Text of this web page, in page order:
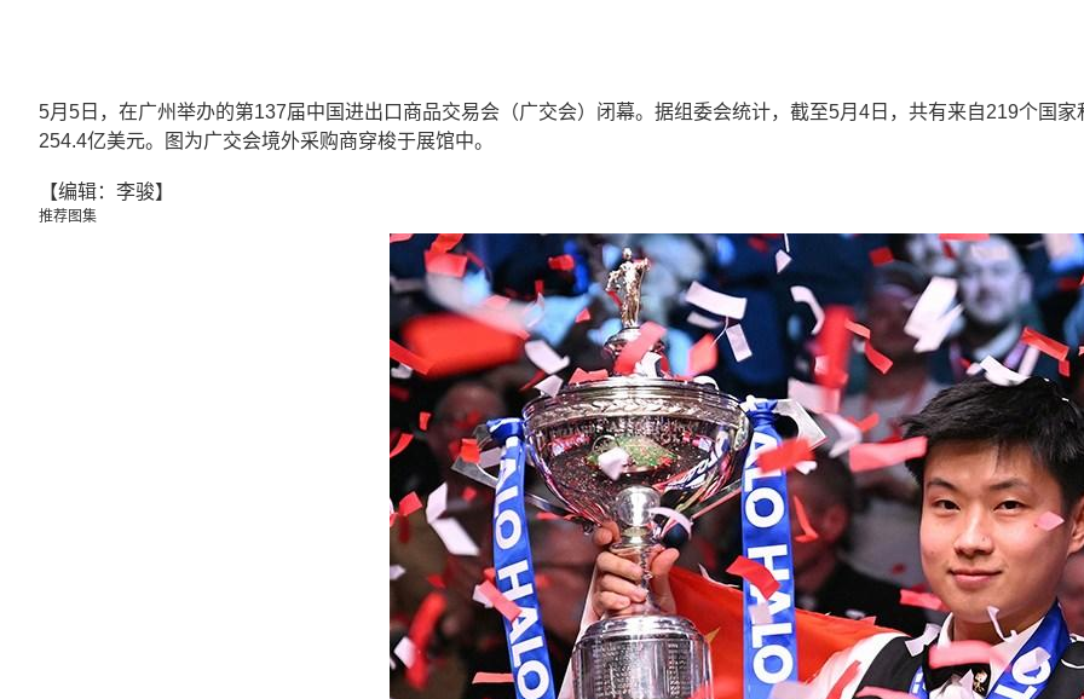
5月5日，在广州举办的第137届中国进出口商品交易会（广交会）闭幕。据组委会统计，截至5月4日，共有来自219个国
254.4亿美元。图为广交会境外采购商穿梭于展馆中。
【编辑：李骏】
推荐图集